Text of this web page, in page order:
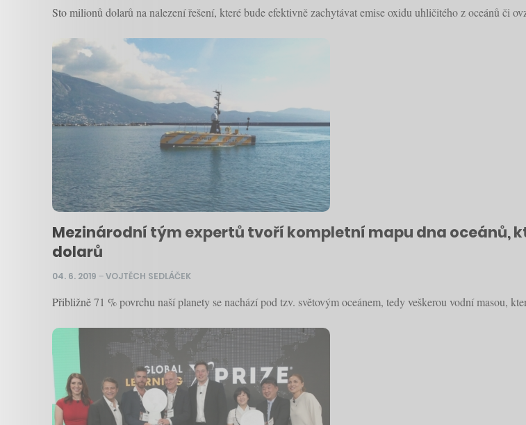
Sto milionů dolarů na nalezení řešení, které bude efektivně zachytávat emise oxidu uhličitého z oceánů či
Mezinárodní tým expertů tvoří kompletní mapu dna oceánů,
dolarů
04. 6. 2019 –VOJTĚCH SEDLÁČEK
Přibližně 71 % povrchu naší planety se nachází pod tzv. světovým oceánem, tedy veškerou vodní masou,